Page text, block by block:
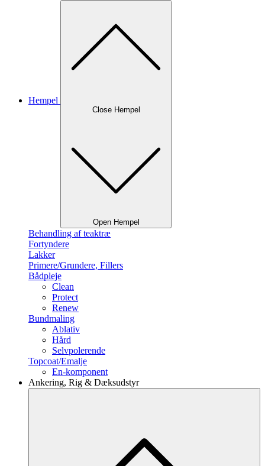
Hempel
Close Hempel
Open Hempel
Behandling af teaktræ
Fortyndere
Lakker
Primere/Grundere, Fillers
Bådpleje
Clean
Protect
Renew
Bundmaling
Ablativ
Hård
Selvpolerende
Topcoat/Emalje
En-komponent
Ankering, Rig & Dæksudstyr